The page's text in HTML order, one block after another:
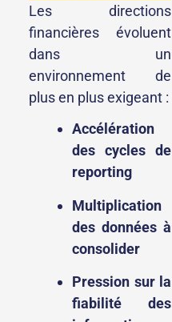
Les directions
financières évoluent
dans un
environnement de
plus en plus exigeant :
Accélération
des cycles de
reporting
Multiplication
des données à
consolider
Pression sur la
fiabilité des